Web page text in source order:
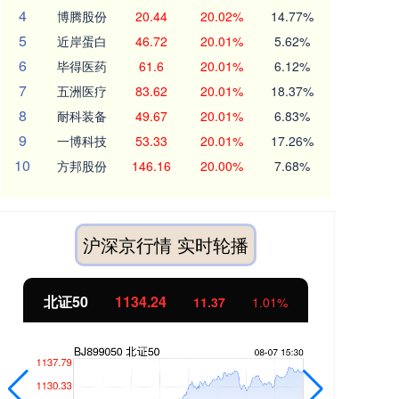
4 博腾股份 20.44 20.02% 14.77%
5 近岸蛋白 46.72 20.01% 5.62%
6 毕得医药 61.6 20.01% 6.12%
7 五洲医疗 83.62 20.01% 18.37%
8 耐科装备 49.67 20.01% 6.83%
9 一博科技 53.33 20.01% 17.26%
10 方邦股份 146.16 20.00% 7.68%
沪深京行情 实时轮播
北证50 1134.24 11.37 1.01%